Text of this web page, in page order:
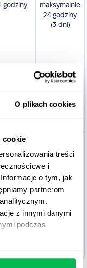
O plikach cookies
cookie
treści
i
o tym, jak
partnerom
z innymi danymi
podczas
godziny
maksymalnie
24 godziny
(3 dni)
godzin
80 godzin